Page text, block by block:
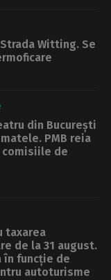
Witting. Se
din București
PMB reia
de
taxarea
de la 31 august.
în funcție de
autoturisme